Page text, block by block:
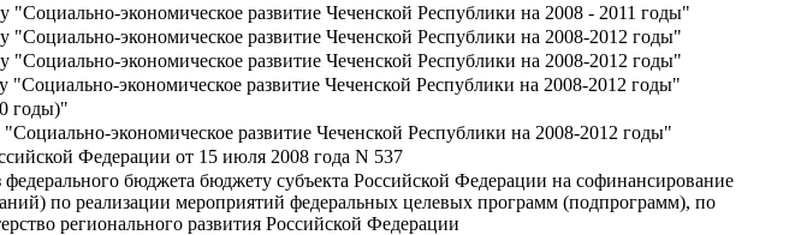
экономическое развитие Чеченской Республики на 2008 - 2011 годы"
экономическое развитие Чеченской Республики на 2008-2012 годы"
экономическое развитие Чеченской Республики на 2008-2012 годы"
экономическое развитие Чеченской Республики на 2008-2012 годы"
годы)"
экономическое развитие Чеченской Республики на 2008-2012 годы"
Федерации от 15 июля 2008 года N 537
бюджета бюджету субъекта Российской Федерации на софинансирование
по реализации мероприятий федеральных целевых программ (подпрограмм), по
регионального развития Российской Федерации